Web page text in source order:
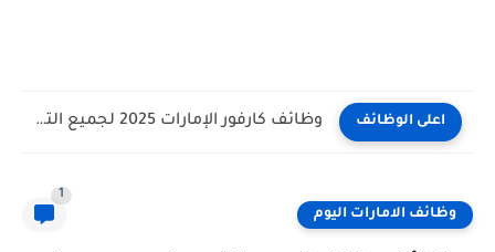
اعلى الوظائف وظائف كارفور الإمارات 2025 لجميع التخصصات برواتب حتى 8000 درهم
وظائف الامارات اليوم
1